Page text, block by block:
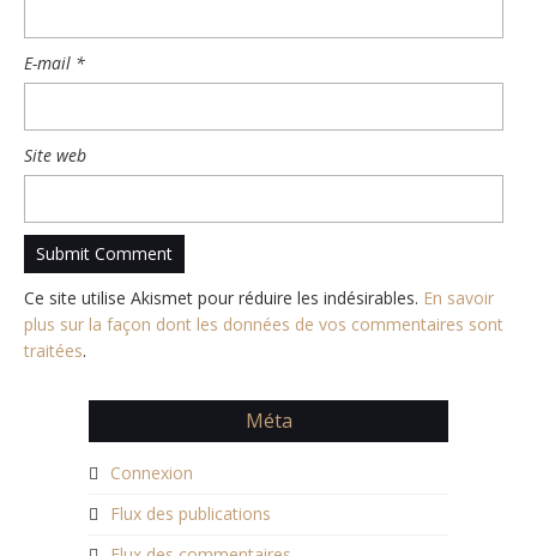
E-mail *
Site web
Ce site utilise Akismet pour réduire les indésirables. En savoir
plus sur la façon dont les données de vos commentaires sont
traitées.
Méta
Connexion
Flux des publications